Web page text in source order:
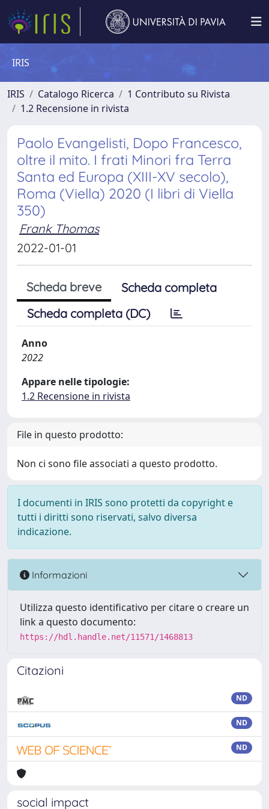
IRIS
IRIS Catalogo Ricerca
1 Contributo su Rivista
1.2 Recensione in rivista
Paolo Evangelisti, Dopo Francesco,
oltre il mito. I frati Minori fra Terra
Santa ed Europa (XIII-XV secolo),
Roma (Viella) 2020 (I libri di Viella
350)
Frank Thomas
2022-01-01
Scheda breve
Scheda completa
Scheda completa (DC)
Anno
2022
Appare nelle tipologie:
1.2 Recensione in rivista
File in questo prodotto:
Non ci sono file associati a questo prodotto.
I documenti in IRIS sono protetti da copyright e
tutti i diritti sono riservati, salvo diversa
indicazione.
Informazioni
Utilizza questo identificativo per citare o creare un
link a questo documento:
https://hdl.handle.net/11571/1468813
Citazioni
ND
ND
ND
social impact